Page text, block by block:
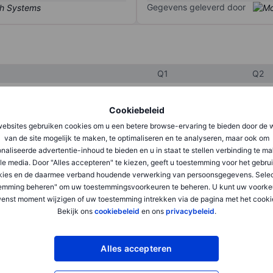
Cookiebeleid
gebruiken cookies om u een betere browse-ervaring te bieden door de
van de site mogelijk te maken, te optimaliseren en te analyseren, maar ook om
advertentie-inhoud te bieden en u in staat te stellen verbinding te
media. Door "Alles accepteren" te kiezen, geeft u toestemming voor het
en de daarmee verband houdende verwerking van persoonsgegevens.
beheren" om uw toestemmingsvoorkeuren te beheren. U kunt uw
moment wijzigen of uw toestemming intrekken via de pagina met het
Bekijk ons cookiebeleid en ons privacybeleid.
Alles accepteren
Gegevens geleverd door
Q1 Q2
XXXXXXX
XXXXXXX XXXXXXX
XXXXXXX XXXXXXX
XXXXXXX XXXXXXX
XXXXXXX